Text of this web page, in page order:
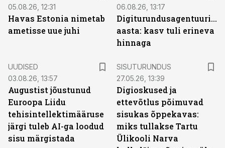
05.08.26, 12:31
Havas Estonia nimetab
ametisse uue juhi
06.08.26, 13:17
Digiturundusagentuuride
aasta: kasv tuli erineva
hinnaga
UUDISED
03.08.26, 13:57
Augustist jõustunud
Euroopa Liidu
tehisintellektimääruse
järgi tuleb AI-ga loodud
sisu märgistada
SISUTURUNDUS
27.05.26, 13:39
Digioskused ja
ettevõtlus põimuvad
sisukas õppekavas:
miks tullakse Tartu
Ülikooli Narva